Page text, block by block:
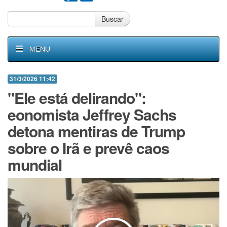
Buscar
MENU
31/3/2026 11:42
"Ele está delirando":
eonomista Jeffrey Sachs
detona mentiras de Trump
sobre o Irã e prevê caos
mundial